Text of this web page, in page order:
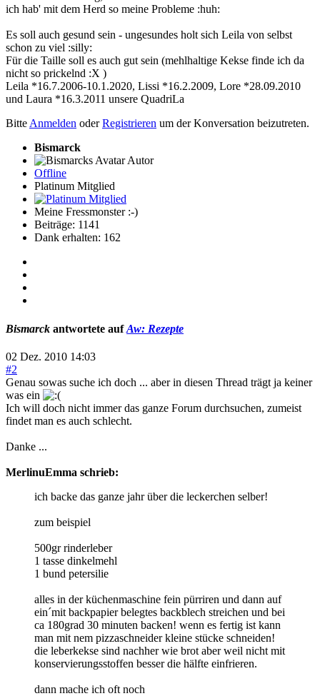
ich hab' mit dem Herd so meine Probleme :huh:
Es soll auch gesund sein - ungesundes holt sich Leila von selbst
schon zu viel :silly:
Für die Taille soll es auch gut sein (mehlhaltige Kekse finde ich da
nicht so prickelnd :X )
Leila *16.7.2006-10.1.2020, Lissi *16.2.2009, Lore *28.09.2010
und Laura *16.3.2011 unsere QuadriLa
BitteAnmelden oderRegistrieren um der Konversation beizutreten.
Bismarck
Autor
Offline
Platinum Mitglied
Meine Fressmonster :-)
Beiträge: 1141
Dank erhalten: 162
Bismarck antwortete aufAw: Rezepte
02 Dez. 2010 14:03
#2
Genau sowas suche ich doch ... aber in diesen Thread trägt ja keiner
was ein
Ich will doch nicht immer das ganze Forum durchsuchen, zumeist
findet man es auch schlecht.
Danke ...
MerlinuEmma schrieb:
ich backe das ganze jahr über die leckerchen selber!
zum beispiel
500gr rinderleber
1 tasse dinkelmehl
1 bund petersilie
alles in der küchenmaschine fein pürriren und dann auf
ein´mit backpapier belegtes backblech streichen und bei
ca 180grad 30 minuten backen! wenn es fertig ist kann
man mit nem pizzaschneider kleine stücke schneiden!
die leberkekse sind nachher wie brot aber weil nicht mit
konservierungsstoffen besser die hälfte einfrieren.
dann mache ich oft noch